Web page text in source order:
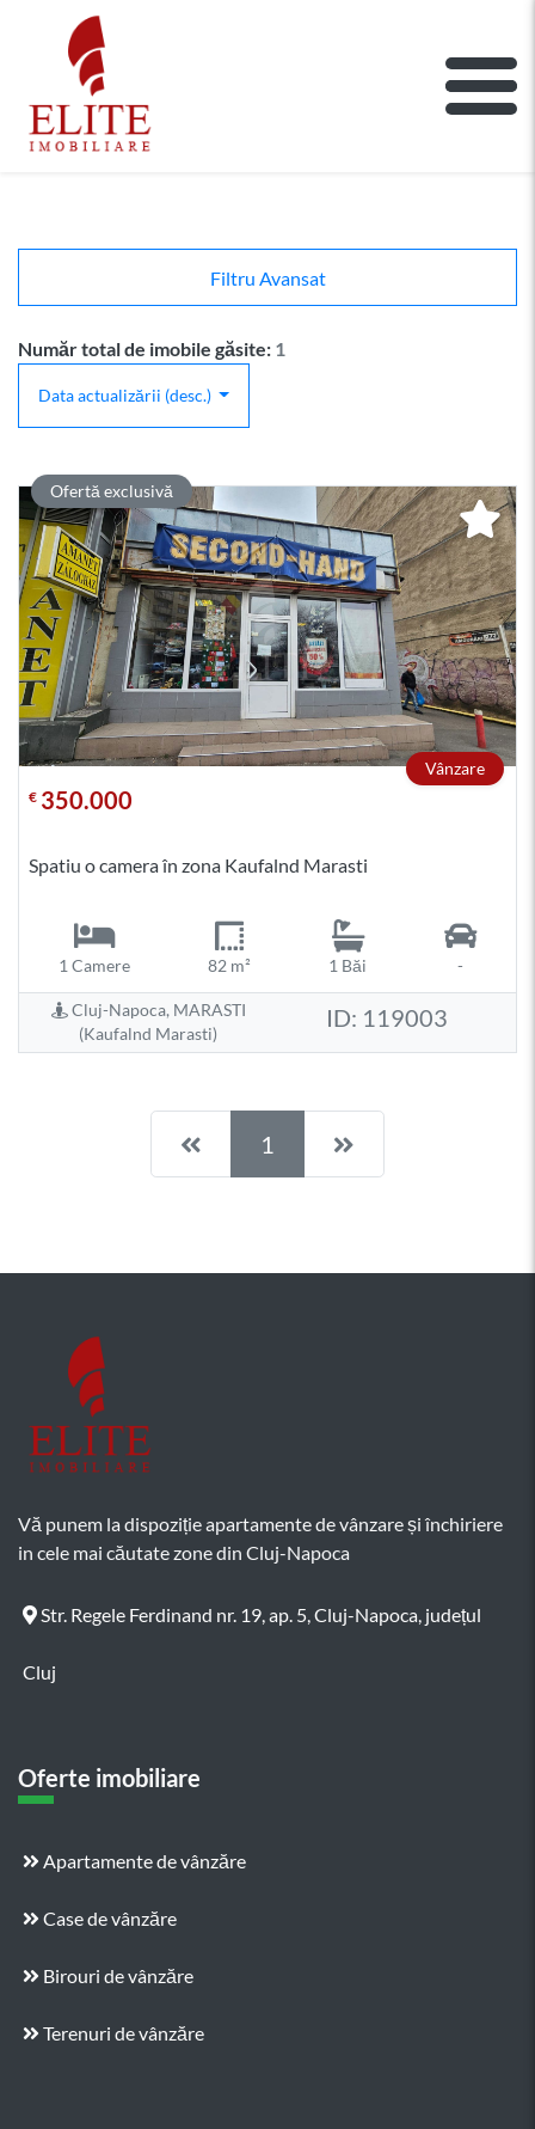
ELITE IMOBILIARE
Main Nav
Filtru Avansat
Număr total de imobile găsite: 1
Data actualizării (desc.)
Ofertă exclusivă
Vânzare
€ 350.000
Spatiu o camera în zona Kaufalnd Marasti
1 Camere 82 m² 1 Băi -
Cluj-Napoca, MARASTI
(Kaufalnd Marasti)
ID: 119003
Pagina anterioară
1
Vă punem la dispoziție apartamente de vânzare și închiriere
in cele mai căutate zone din Cluj-Napoca
Str. Regele Ferdinand nr. 19, ap. 5, Cluj-Napoca, județul
Cluj
Oferte imobiliare
Apartamente de vânzăre
Case de vânzăre
Birouri de vânzăre
Terenuri de vânzăre